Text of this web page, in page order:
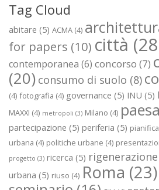
Tag Cloud
abitare (5) ACMA (4)
for papers (10) città
contemporanea (6) concorso (7)
(20) consumo di suolo (8)
(4) fotografia (4) governance (5) INU (5)
MAXXI (4) metropoli (3) Milano (4)
partecipazione (5) periferia (5)
urbana (4) politiche urbane (4)
progetto (3) ricerca (5) rigenerazione
urbana (5) riuso (4) Roma (23)